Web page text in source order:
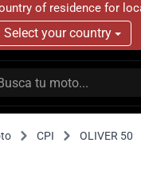
of residence for
Select your country
CPI
OLIVER 50